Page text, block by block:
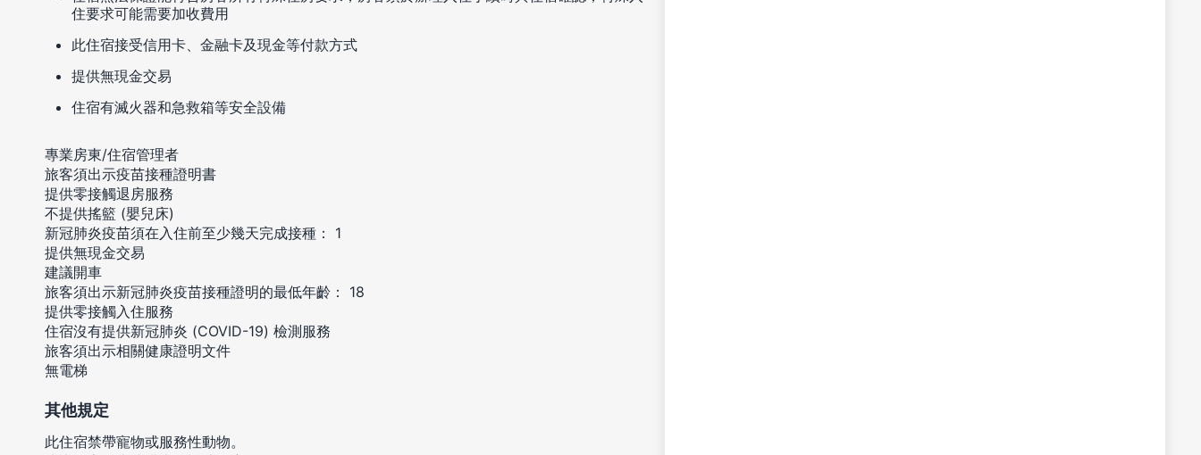
住要求可能需要加收費用
此住宿接受信用卡、金融卡及現金等付款方式
提供無現金交易
住宿有滅火器和急救箱等安全設備
專業房東/住宿管理者
旅客須出示疫苗接種證明書
提供零接觸退房服務
不提供搖籃 (嬰兒床)
新冠肺炎疫苗須在入住前至少幾天完成接種： 1
提供無現金交易
建議開車
旅客須出示新冠肺炎疫苗接種證明的最低年齡： 18
提供零接觸入住服務
住宿沒有提供新冠肺炎 (COVID-19) 檢測服務
旅客須出示相關健康證明文件
無電梯
其他規定
此住宿禁帶寵物或服務性動物。